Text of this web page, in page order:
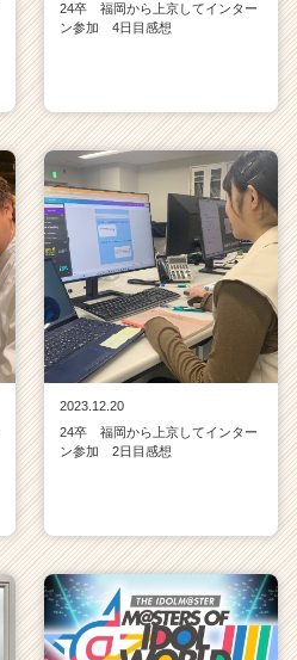
24卒 福岡から上京してインター
ン参加 4日目感想
2023.12.20
24卒 福岡から上京してインター
ン参加 2日目感想